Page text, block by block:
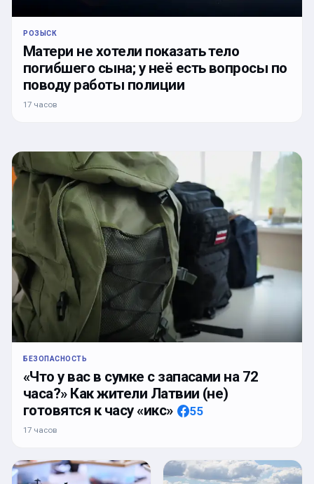
РОЗЫСК
Матери не хотели показать тело
погибшего сына; у неё есть вопросы по
поводу работы полиции
17 часов
БЕЗОПАСНОСТЬ
«Что у вас в сумке с запасами на 72
часа?» Как жители Латвии (не)
готовятся к часу «икс»
55
17 часов